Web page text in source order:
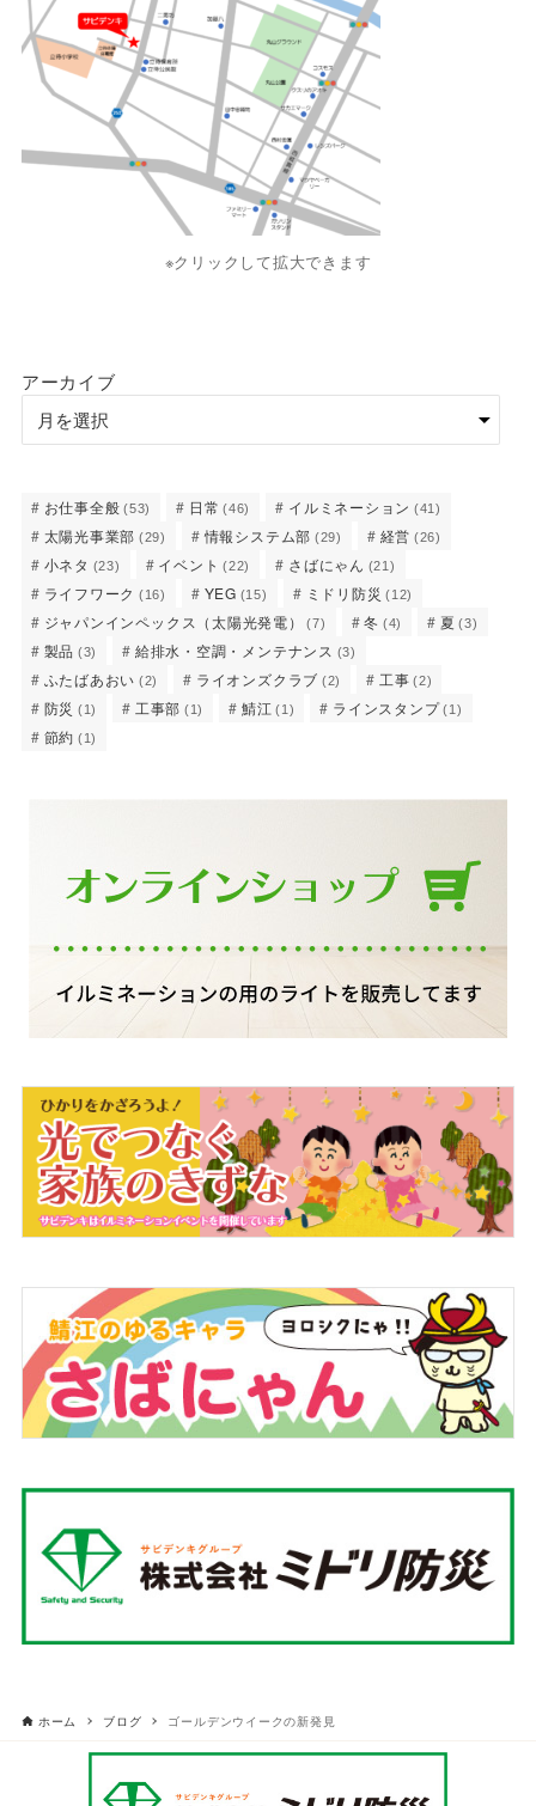
※クリックして拡大できます
アーカイブ
お仕事全般 (53) 日常 (46) イルミネーション (41)
太陽光事業部 (29) 情報システム部 (29) 経営 (26)
小ネタ (23) イベント (22) さばにゃん (21)
ライフワーク (16) YEG (15) ミドリ防災 (12)
ジャパンインペックス（太陽光発電） (7) 冬 (4) 夏 (3)
製品 (3) 給排水・空調・メンテナンス (3)
ふたばあおい (2) ライオンズクラブ (2) 工事 (2)
防災 (1) 工事部 (1) 鯖江 (1) ラインスタンプ (1)
節約 (1)
ホーム ブログ ゴールデンウイークの新発見